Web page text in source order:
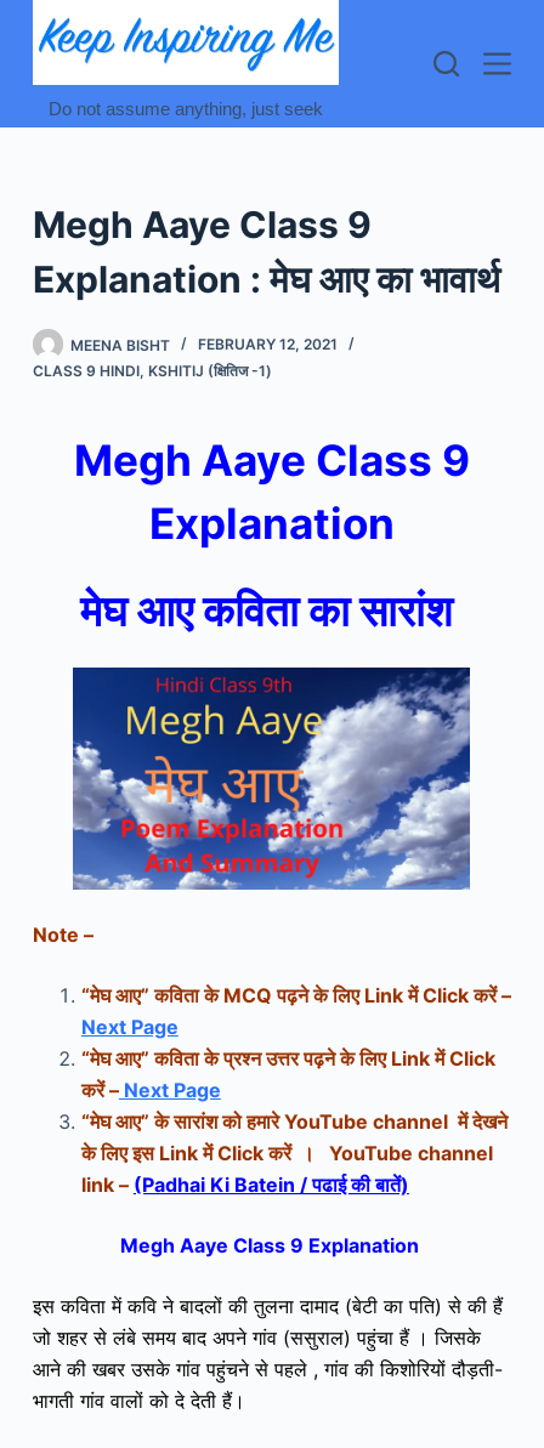
Do not assume anything, just seek
Megh Aaye Class 9
Explanation : मेघ आए का भावार्थ
MEENA BISHT
FEBRUARY 12, 2021
CLASS 9 HINDI, KSHITIJ (क्षितिज -1)
Megh Aaye Class 9
Explanation
मेघ आए कविता का सारांश
Note –
“मेघ आए” कविता के MCQ पढ़ने के लिए Link में Click करें –
Next Page
“मेघ आए” कविता के प्रश्न उत्तर पढ़ने के लिए Link में Click
करें –Next Page
“मेघ आए” के सारांशको हमारे YouTube channel में देखने
के लिए इस Link में Click करें । YouTube channel
link – (Padhai Ki Batein / पढाई की बातें)
Megh Aaye Class 9 Explanation
इस कविता में कवि ने बादलों की तुलना दामाद (बेटी का पति) से की हैं
जो शहर से लंबे समय बाद अपने गांव (ससुराल) पहुंचा हैं ।जिसके
आने की खबर उसके गांव पहुंचने से पहले , गांव की किशोरियों दौड़ती-
भागती गांव वालों को दे देती हैं।